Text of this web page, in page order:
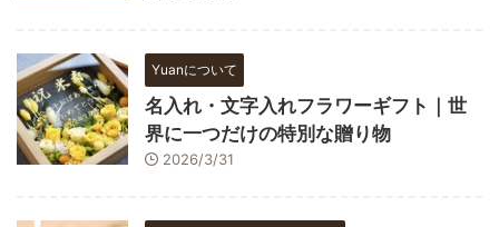
Yuanについて
名入れ・文字入れフラワーギフト｜世
界に一つだけの特別な贈り物
2026/3/31